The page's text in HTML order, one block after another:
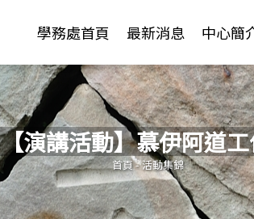
學務處首頁 最新消息 中心簡
【演講活動】慕伊阿道
您在這裡
首頁-活動集錦